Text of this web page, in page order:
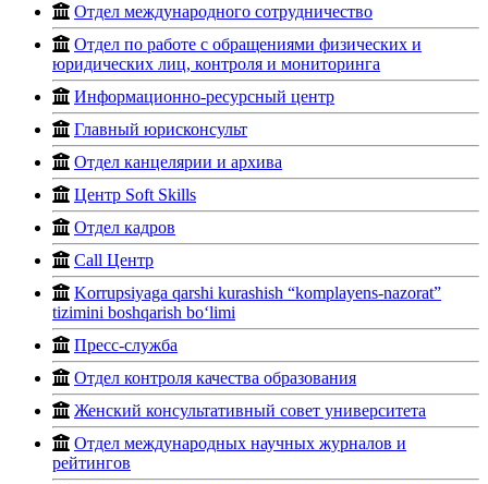
Отдел международного сотрудничество
Отдел по работе с обращениями физических и
юридических лиц, контроля и мониторинга
Информационно-ресурсный центр
Главный юрисконсульт
Oтдел канцелярии и архива
Центр Soft Skills
Отдел кадров
Call Центр
Korrupsiyaga qarshi kurashish “komplayens-nazorat”
tizimini boshqarish bo‘limi
Пресс-служба
Отдел контроля качества образования
Женский консультативный совет университета
Отдел международных научных журналов и
рейтингов